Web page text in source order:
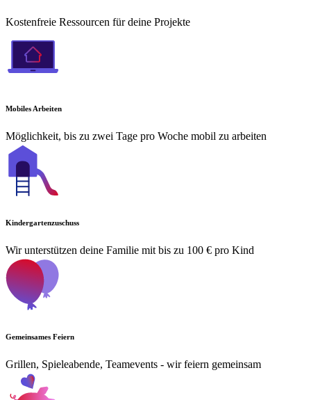
Kostenfreie Ressourcen für deine Projekte
Mobiles Arbeiten
Möglichkeit, bis zu zwei Tage pro Woche mobil zu arbeiten
Kindergartenzuschuss
Wir unterstützen deine Familie mit bis zu 100 € pro Kind
Gemeinsames Feiern
Grillen, Spieleabende, Teamevents - wir feiern gemeinsam